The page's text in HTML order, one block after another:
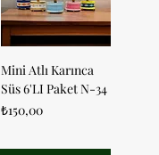
Mini Atlı Karınca
Süs 6'LI Paket N-34
Fiyat
₺150,00